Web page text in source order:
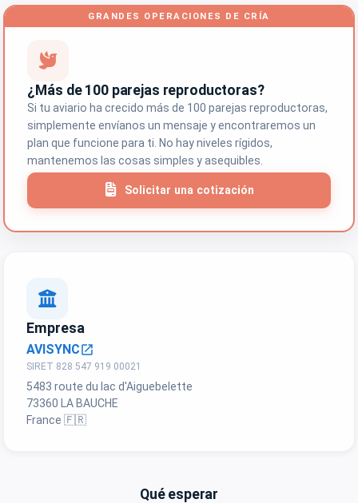
GRANDES OPERACIONES DE CRÍA
¿Más de 100 parejas reproductoras?
Si tu aviario ha crecido más de 100 parejas reproductoras,
simplemente envíanos un mensaje y encontraremos un
plan que funcione para ti. No hay niveles rígidos,
mantenemos las cosas simples y asequibles.
Solicitar una cotización
Empresa
AVISYNCopen_in_new
SIRET 828 547 919 00021
5483 route du lac d'Aiguebelette
73360 LA BAUCHE
France 🇫🇷
Qué esperar